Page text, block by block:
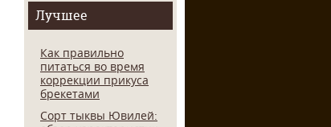
Лучшее
Как правильно
питаться во время
коррекции прикуса
брекетами
Сорт тыквы Ювилей: